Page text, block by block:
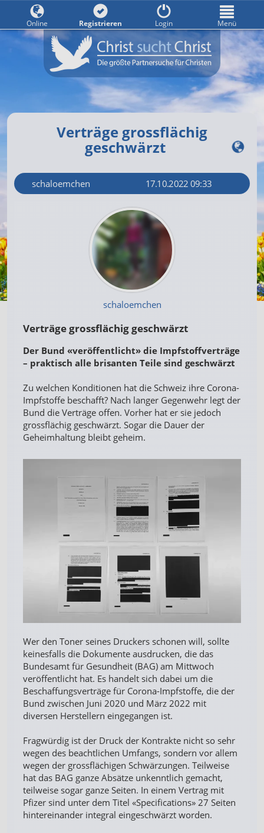
Verträge grossflächig
geschwärzt
schaloemchen 17.10.2022 09:33
schaloemchen
Verträge grossflächig geschwärzt
Der Bund «veröffentlicht» die Impfstoffverträge
– praktisch alle brisanten Teile sind geschwärzt
Zu welchen Konditionen hat die Schweiz ihre Corona-
Impfstoffe beschafft? Nach langer Gegenwehr legt der
Bund die Verträge offen. Vorher hat er sie jedoch
grossflächig geschwärzt. Sogar die Dauer der
Geheimhaltung bleibt geheim.
Wer den Toner seines Druckers schonen will, sollte
keinesfalls die Dokumente ausdrucken, die das
Bundesamt für Gesundheit (BAG) am Mittwoch
veröffentlicht hat. Es handelt sich dabei um die
Beschaffungsverträge für Corona-Impfstoffe, die der
Bund zwischen Juni 2020 und März 2022 mit
diversen Herstellern eingegangen ist.
Fragwürdig ist der Druck der Kontrakte nicht so sehr
wegen des beachtlichen Umfangs, sondern vor allem
wegen der grossflächigen Schwärzungen. Teilweise
hat das BAG ganze Absätze unkenntlich gemacht,
teilweise sogar ganze Seiten. In einem Vertrag mit
Pfizer sind unter dem Titel «Specifications» 27 Seiten
hintereinander integral eingeschwärzt worden.
Online Registrieren Login Menü